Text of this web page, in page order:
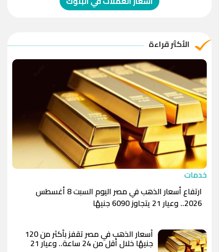
الريال القطري
الدينار الأردني
-1.0000
-1.0000
الأكثر قراءة
خدمات
ارتفاع أسعار الذهب في مصر اليوم السبت 8 أغسطس
2026.. وعيار 21 يتجاوز 6090 جنيهًا
أسعار الذهب في مصر تقفز بأكثر من 120
جنيهًا خلال أقل من 24 ساعة.. وعيار 21